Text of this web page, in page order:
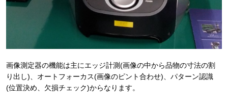
画像測定器の機能は主にエッジ計測(画像の中から品物の寸法の割
り出し)、オートフォーカス(画像のピント合わせ)、パターン認識
(位置決め、欠損チェック)からなります。